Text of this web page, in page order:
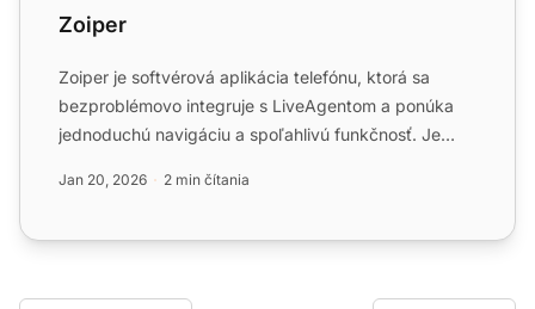
Zoiper
Zoiper je softvérová aplikácia telefónu, ktorá sa
bezproblémovo integruje s LiveAgentom a ponúka
jednoduchú navigáciu a spoľahlivú funkčnosť. Je
Jan 20, 2026 2 min čítania